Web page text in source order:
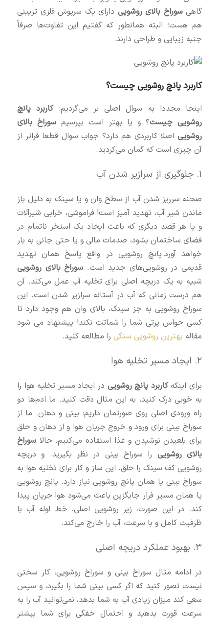
گاهیسوراخ بالای روشویی دارای یک سرپوش فلزی تزیینی
هم هست؛ البته همانطور که گفتیم این تفاوت‌ها صرفاً
جنبه زیبایی و طراحی دارند.
کاربرد پانچ روشویی چیست؟
اینجا مجددا به سوال اصلی بر می‌گردیم:کاربرد پانچ
روشویی چیست؟ و یا بهتر است بپرسیم سوراخ بالای
روشویی اصلا کاربردی هم دارد؟ جواب سوال قطعا فراتر از
آن چیزی است که گمان می‌کردید.
۱. جلوگیری از سرازیر شدن آب
صحنه سرریز شدن آب از سطح وان و یا سینک به دلیل باز
ماندن شیر آب، تهدید آمیز است! فراموشی، خرابی شیرآلات
و یا هر قصد دیگری که باعث ایجاد یک استخر ناتمام در
فضای ساختمان بشود، صدمات مالی و یا حتی جانی به بار
خواهد آورد.پانچ روشویی در واقع پاسخ همان تهدید
قدیمی در روشویی‌های جدید است. سوراخ بالای روشویی
شبیه به یک دریچه اصلی برای تخلیه آب عمل می‌کند. آن
هم درست زمانی که آب در آستانه سرازیر شدن است. این
سوراخ روشویی به جز سینک، بالای وان هم وجود دارد تا
کسی حواس پرتی شما را شماتت نکند! پیشنهاد می شود
مقاله بهترین روشویی سنگی را مطالعه کنید.
۲. ایجاد مسیر تخلیه هوا
برای اینکهکاربرد پانچ روشویی در ایجاد مسیر تخلیه هوا را
به خوبی درک کنید، به این مثال دقت کنید. ما ادم‌ها دو
راه ورودی اصلی روی صورتمان داریم: بینی و دهان. ما از
سوراخ بینی برای ورود و خروج جریان هوا و از دهان و حلق
برای بلعیدن نوشیدن و غذا استفاده می‌کنیم. حالا سوراخ
بالای روشویی را سوراخ بینی در نظر بگیرید. و دریچه
روشویی کف سینک را حلق. این ساز و کار برای تخلیه هوا به
سوراخ بینی یا همان پانچ روشویی نیاز دارد. پانچ روشویی
یا همان مسیر فرار جایگزین باعث می‌شود هوا جریان پیدا
کند. در این صورت، زیر روشویی اصلی، خط لوله آب با
ظرفیت کامل و با سرعت، آب را خارج می‌کند.
۳. بهبود عملکرد دریچه اصلی
در ادامه مثال سوراخ بینی و سوراخ روشویی، کار سختی
نیست تصور کنید که اگر کسی بینی شما را بگیرد، و سپس
سعی کند میزان زیادی آب به شما بدهد، نمی‌توانید آب را به
سرعت قورت بدهید و احتمال خفگی برای شما بیشتر